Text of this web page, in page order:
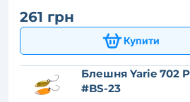
261 грн
Купити
Блешня Yarie 702
#BS-23